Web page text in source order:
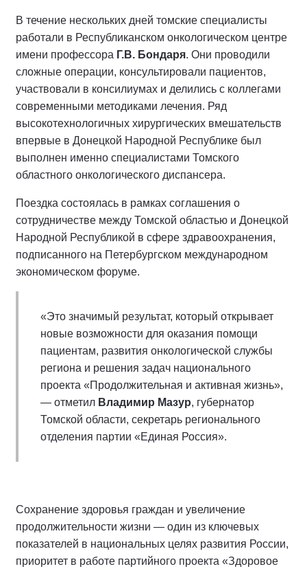
В течение нескольких дней томские специалисты
работали в Республиканском онкологическом центре
имени профессора Г.В. Бондаря. Они проводили
сложные операции, консультировали пациентов,
участвовали в консилиумах и делились с коллегами
современными методиками лечения. Ряд
высокотехнологичных хирургических вмешательств
впервые в Донецкой Народной Республике был
выполнен именно специалистами Томского
областного онкологического диспансера.
Поездка состоялась в рамках соглашения о
сотрудничестве между Томской областью и Донецкой
Народной Республикой в сфере здравоохранения,
подписанного на Петербургском международном
экономическом форуме.
«Это значимый результат, который открывает
новые возможности для оказания помощи
пациентам, развития онкологической службы
региона и решения задач национального
проекта «Продолжительная и активная жизнь»,
— отметил Владимир Мазур, губернатор
Томской области, секретарь регионального
отделения партии «Единая Россия».
Сохранение здоровья граждан и увеличение
продолжительности жизни — один из ключевых
показателей в национальных целях развития России,
приоритет в работе партийного проекта «Здоровое